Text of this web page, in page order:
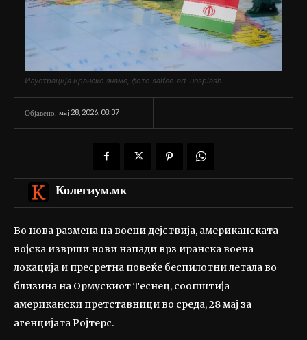
Илустрација иранско знаме, фото saifee-art-unsplash
Објавено: мај 28, 2026, 08:37
Колегиум.мк
Во нова размена на воени дејствија, американската
војска изврши нови напади врз иранска воена
локација и пресретна повеќе беспилотни летала во
близина на Ормускиот Теснец, соопштија
американски претставници во среда, 28 мај за
агенцијата Ројтерс.